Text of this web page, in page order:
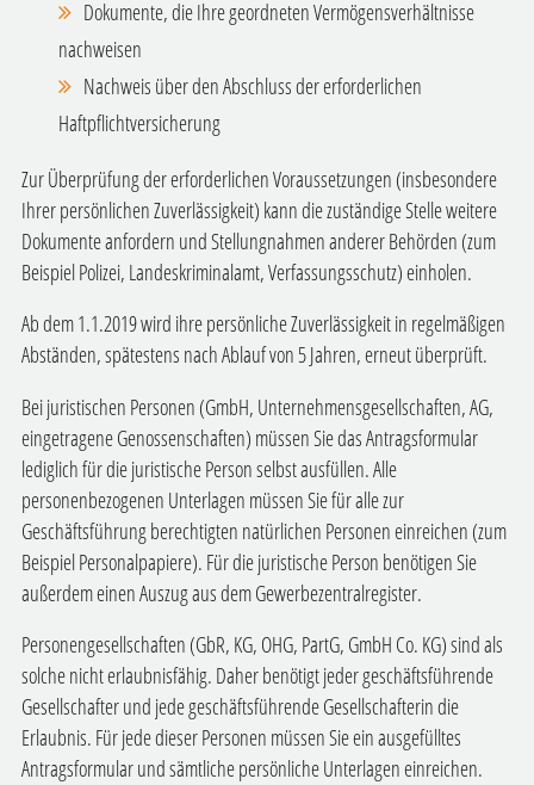
Dokumente, die Ihre geordneten Vermögensverhältnisse
nachweisen
Nachweis über den Abschluss der erforderlichen
Haftpflichtversicherung
Zur Überprüfung der erforderlichen Voraussetzungen (insbesondere
Ihrer persönlichen Zuverlässigkeit) kann die zuständige Stelle weitere
Dokumente anfordern und Stellungnahmen anderer Behörden (zum
Beispiel Polizei, Landeskriminalamt, Verfassungsschutz) einholen.
Ab dem 1.1.2019 wird ihre persönliche Zuverlässigkeit in regelmäßigen
Abständen, spätestens nach Ablauf von 5 Jahren, erneut überprüft.
Bei juristischen Personen (GmbH, Unternehmensgesellschaften, AG,
eingetragene Genossenschaften) müssen Sie das Antragsformular
lediglich für die juristische Person selbst ausfüllen. Alle
personenbezogenen Unterlagen müssen Sie für alle zur
Geschäftsführung berechtigten natürlichen Personen einreichen (zum
Beispiel Personalpapiere). Für die juristische Person benötigen Sie
außerdem einen Auszug aus dem Gewerbezentralregister.
Personengesellschaften (GbR, KG, OHG, PartG, GmbH Co. KG) sind als
solche nicht erlaubnisfähig. Daher benötigt jeder geschäftsführende
Gesellschafter und jede geschäftsführende Gesellschafterin die
Erlaubnis. Für jede dieser Personen müssen Sie ein ausgefülltes
Antragsformular und sämtliche persönliche Unterlagen einreichen.